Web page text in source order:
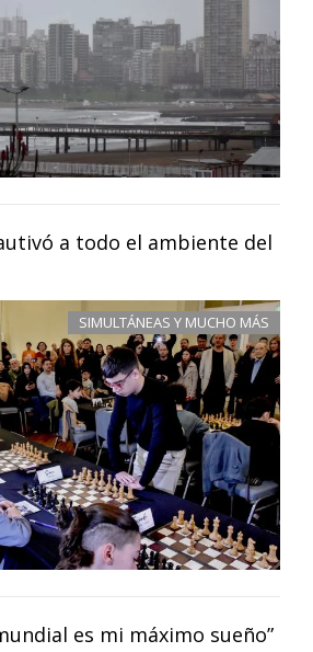
a todo el ambiente del
SIMULTÁNEAS Y MUCHO MÁS
es mi máximo sueño”